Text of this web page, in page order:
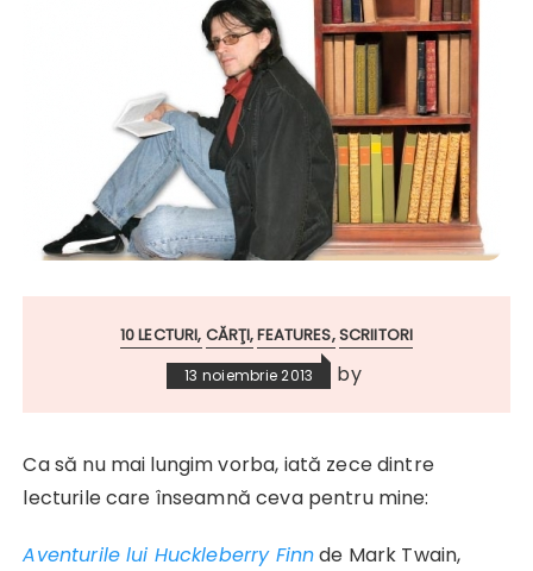
10 LECTURI CĂRŢI FEATURES SCRIITORI
13 noiembrie 2013 by
Ca să nu mai lungim vorba, iată zece dintre
lecturile care înseamnă ceva pentru mine:
Aventurile lui Huckleberry Finnde Mark Twain,